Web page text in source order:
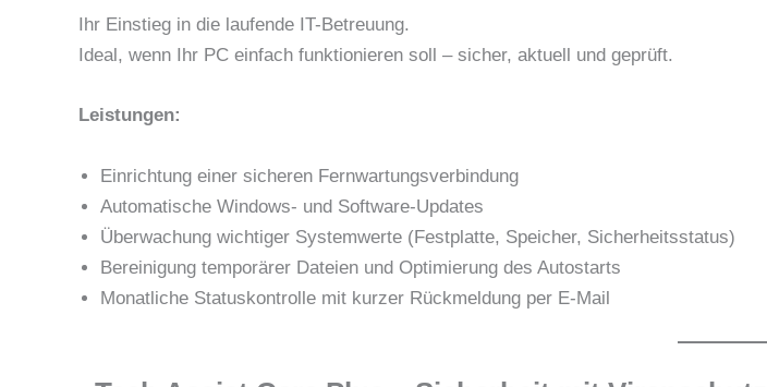
Ihr Einstieg in die laufende IT-Betreuung.
Ideal, wenn Ihr PC einfach funktionieren soll – sicher, aktuell und geprüft.
Leistungen:
Einrichtung einer sicheren Fernwartungsverbindung
Automatische Windows- und Software-Updates
Überwachung wichtiger Systemwerte (Festplatte, Speicher, Sicherheitsstatus)
Bereinigung temporärer Dateien und Optimierung des Autostarts
Monatliche Statuskontrolle mit kurzer Rückmeldung per E-Mail